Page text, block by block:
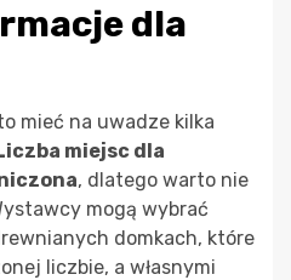
dla
mieć na uwadze kilka
miejsc dla
, dlatego warto nie
mogą wybrać
domkach, które
liczbie, a własnymi